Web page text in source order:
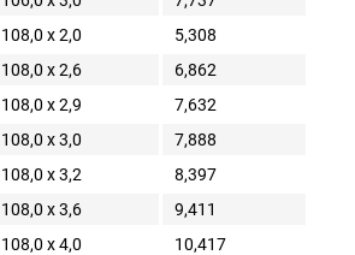
108,0 x 2,0
5,308
108,0 x 2,6
6,862
108,0 x 2,9
7,632
108,0 x 3,0
7,888
108,0 x 3,2
8,397
108,0 x 3,6
9,411
108,0 x 4,0
10,417